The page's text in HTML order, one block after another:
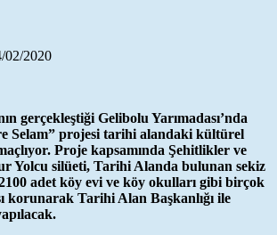
02/2020
gerçekleştiği Gelibolu Yarımadası’nda
Selam” projesi tarihi alandaki kültürel
Proje kapsamında Şehitlikler ve
Yolcu silüeti, Tarihi Alanda bulunan sekiz
adet köy evi ve köy okulları gibi birçok
korunarak Tarihi Alan Başkanlığı ile